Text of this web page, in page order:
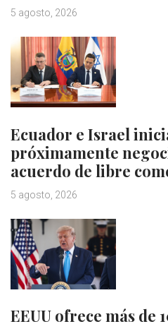
5 agosto, 2026
Ecuador e Israel
próximamente
acuerdo de libre
5 agosto, 2026
EEUU ofrece más de